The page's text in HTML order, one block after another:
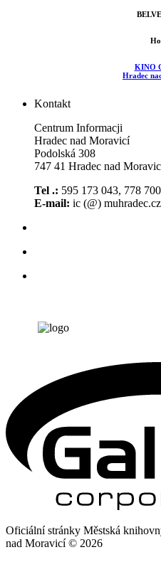
KINO
Hradec
Kontakt
Centrum Informacji
Hradec nad Moravicí
Podolská 308
747 41 Hradec nad
Tel .: 595 173 043, 778
E-mail: ic (@) muhradec.cz
Oficiální stránky Městská
nad Moravicí © 2026